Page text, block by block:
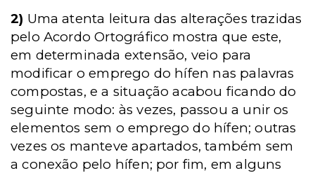
2) Uma atenta leitura das alterações trazidas
pelo Acordo Ortográfico mostra que este,
em determinada extensão, veio para
modificar o emprego do hífen nas palavras
compostas, e a situação acabou ficando do
seguinte modo: às vezes, passou a unir os
elementos sem o emprego do hífen; outras
vezes os manteve apartados, também sem
a conexão pelo hífen; por fim, em alguns